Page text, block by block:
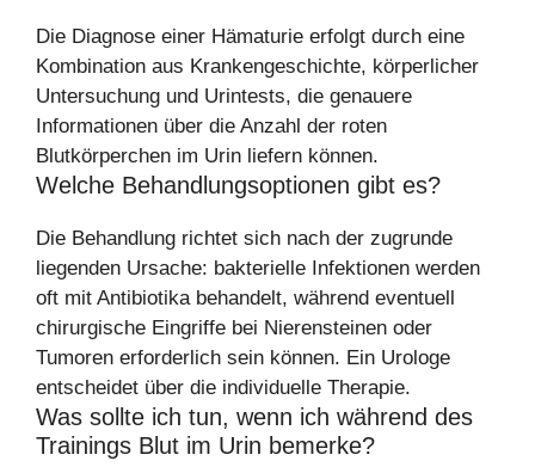
Die Diagnose einer Hämaturie erfolgt durch eine
Kombination aus Krankengeschichte, körperlicher
Untersuchung und Urintests, die genauere
Informationen über die Anzahl der roten
Blutkörperchen im Urin liefern können.
Welche Behandlungsoptionen gibt es?
Die Behandlung richtet sich nach der zugrunde
liegenden Ursache: bakterielle Infektionen werden
oft mit Antibiotika behandelt, während eventuell
chirurgische Eingriffe bei Nierensteinen oder
Tumoren erforderlich sein können. Ein Urologe
entscheidet über die individuelle Therapie.
Was sollte ich tun, wenn ich während des
Trainings Blut im Urin bemerke?